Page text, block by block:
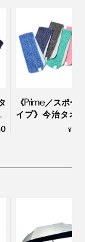
」「ブラウン」「ブラ
デザイン性が高
、どんな年代
違い、繊維の構
ため、洗濯を繰
誤の連続だった
くような張り
けではないもの
地が今治タオル
このタオルがあ
《Prime／スポー
イプ》今治タオ
冷感生地のハイ
¥